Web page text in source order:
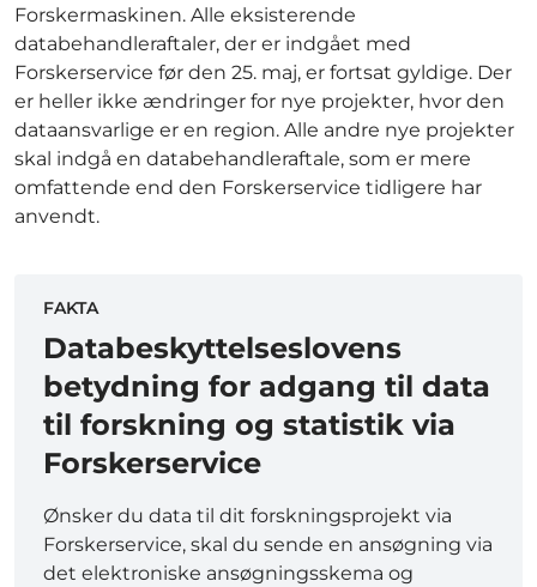
Forskermaskinen. Alle eksisterende
databehandleraftaler, der er indgået med
Forskerservice før den 25. maj, er fortsat gyldige. Der
er heller ikke ændringer for nye projekter, hvor den
dataansvarlige er en region. Alle andre nye projekter
skal indgå en databehandleraftale, som er mere
omfattende end den Forskerservice tidligere har
anvendt.
FAKTA
Databeskyttelseslovens
betydning for adgang til data
til forskning og statistik via
Forskerservice
Ønsker du data til dit forskningsprojekt via
Forskerservice, skal du sende en ansøgning via
det elektroniske ansøgningsskema og